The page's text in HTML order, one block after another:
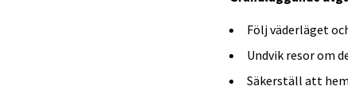
Följ väderläget
Undvik resor om
Säkerställ att